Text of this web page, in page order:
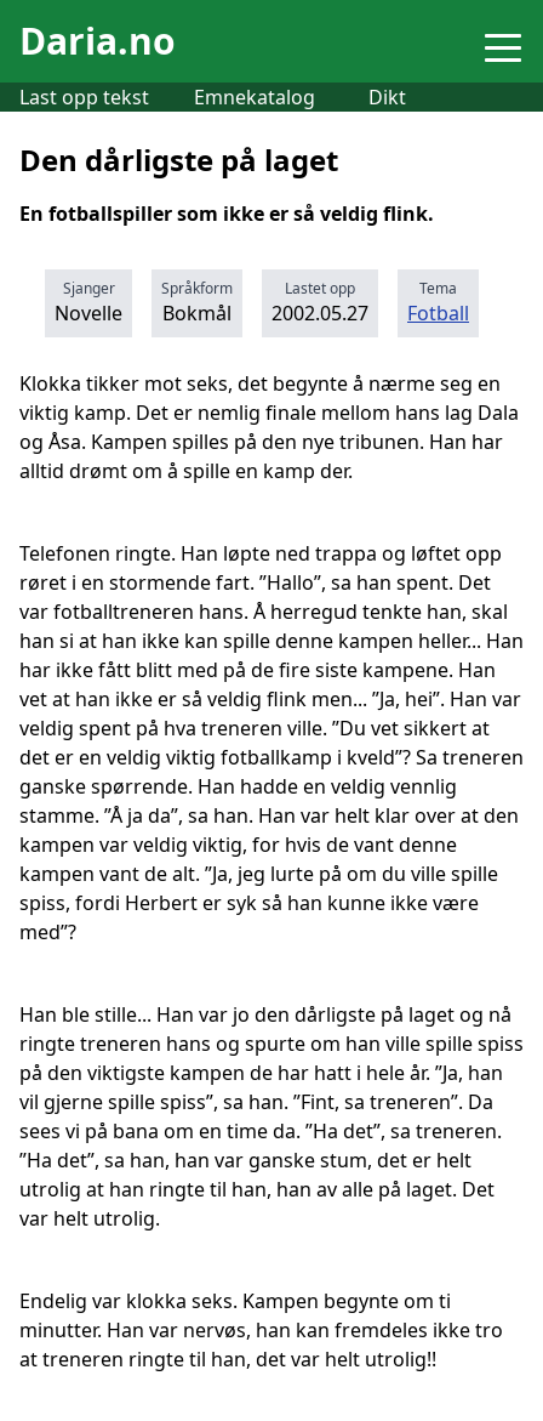
Daria.no
Last opp tekst Emnekatalog Dikt
Den dårligste på laget
En fotballspiller som ikke er så veldig flink.
Sjanger
Novelle
Språkform
Bokmål
Lastet opp
2002.05.27
Tema
Fotball
Klokka tikker mot seks, det begynte å nærme seg en
viktig kamp. Det er nemlig finale mellom hans lag Dala
og Åsa. Kampen spilles på den nye tribunen. Han har
alltid drømt om å spille en kamp der.
Telefonen ringte. Han løpte ned trappa og løftet opp
røret i en stormende fart. ”Hallo”, sa han spent. Det
var fotballtreneren hans. Å herregud tenkte han, skal
han si at han ikke kan spille denne kampen heller... Han
har ikke fått blitt med på de fire siste kampene. Han
vet at han ikke er så veldig flink men... ”Ja, hei”. Han var
veldig spent på hva treneren ville. ”Du vet sikkert at
det er en veldig viktig fotballkamp i kveld”? Sa treneren
ganske spørrende. Han hadde en veldig vennlig
stamme. ”Å ja da”, sa han. Han var helt klar over at den
kampen var veldig viktig, for hvis de vant denne
kampen vant de alt. ”Ja, jeg lurte på om du ville spille
spiss, fordi Herbert er syk så han kunne ikke være
med”?
Han ble stille... Han var jo den dårligste på laget og nå
ringte treneren hans og spurte om han ville spille spiss
på den viktigste kampen de har hatt i hele år. ”Ja, han
vil gjerne spille spiss”, sa han. ”Fint, sa treneren”. Da
sees vi på bana om en time da. ”Ha det”, sa treneren.
”Ha det”, sa han, han var ganske stum, det er helt
utrolig at han ringte til han, han av alle på laget. Det
var helt utrolig.
Endelig var klokka seks. Kampen begynte om ti
minutter. Han var nervøs, han kan fremdeles ikke tro
at treneren ringte til han, det var helt utrolig!!